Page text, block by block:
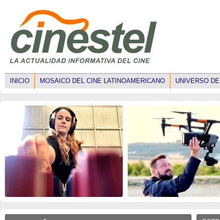
INICIO MOSAICO DEL CINE LATINOAMERICANO UNIVERSO
técnicas en el mercado
transforman la